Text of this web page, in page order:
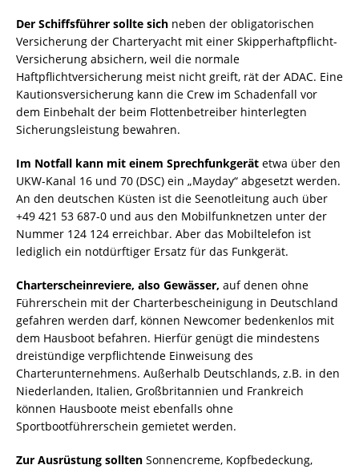
Der Schiffsführer sollte sich neben der obligatorischen
Versicherung der Charteryacht mit einer Skipperhaftpflicht-
Versicherung absichern, weil die normale
Haftpflichtversicherung meist nicht greift, rät der ADAC. Eine
Kautionsversicherung kann die Crew im Schadenfall vor
dem Einbehalt der beim Flottenbetreiber hinterlegten
Sicherungsleistung bewahren.
Im Notfall kann mit einem Sprechfunkgerät etwa über den
UKW-Kanal 16 und 70 (DSC) ein „Mayday“ abgesetzt werden.
An den deutschen Küsten ist die Seenotleitung auch über
+49 421 53 687-0 und aus den Mobilfunknetzen unter der
Nummer 124 124 erreichbar. Aber das Mobiltelefon ist
lediglich ein notdürftiger Ersatz für das Funkgerät.
Charterscheinreviere, also Gewässer, auf denen ohne
Führerschein mit der Charterbescheinigung in Deutschland
gefahren werden darf, können Newcomer bedenkenlos mit
dem Hausboot befahren. Hierfür genügt die mindestens
dreistündige verpflichtende Einweisung des
Charterunternehmens. Außerhalb Deutschlands, z.B. in den
Niederlanden, Italien, Großbritannien und Frankreich
können Hausboote meist ebenfalls ohne
Sportbootführerschein gemietet werden.
Zur Ausrüstung sollten Sonnencreme, Kopfbedeckung,